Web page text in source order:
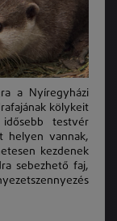
a Nyíregyházi
kölykeit
testvér
helyen vannak,
kezdenek
sebezhető faj,